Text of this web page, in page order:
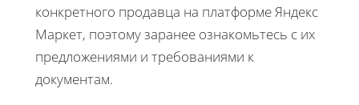
конкретного продавца на платформе Яндекс
Маркет, поэтому заранее ознакомьтесь с их
предложениями и требованиями к
документам.